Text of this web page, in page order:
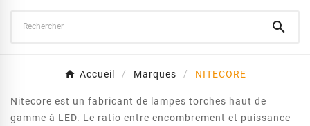

Accueil Marques NITECORE
Nitecore est un fabricant de lampes torches haut de
gamme à LED. Le ratio entre encombrement et puissance